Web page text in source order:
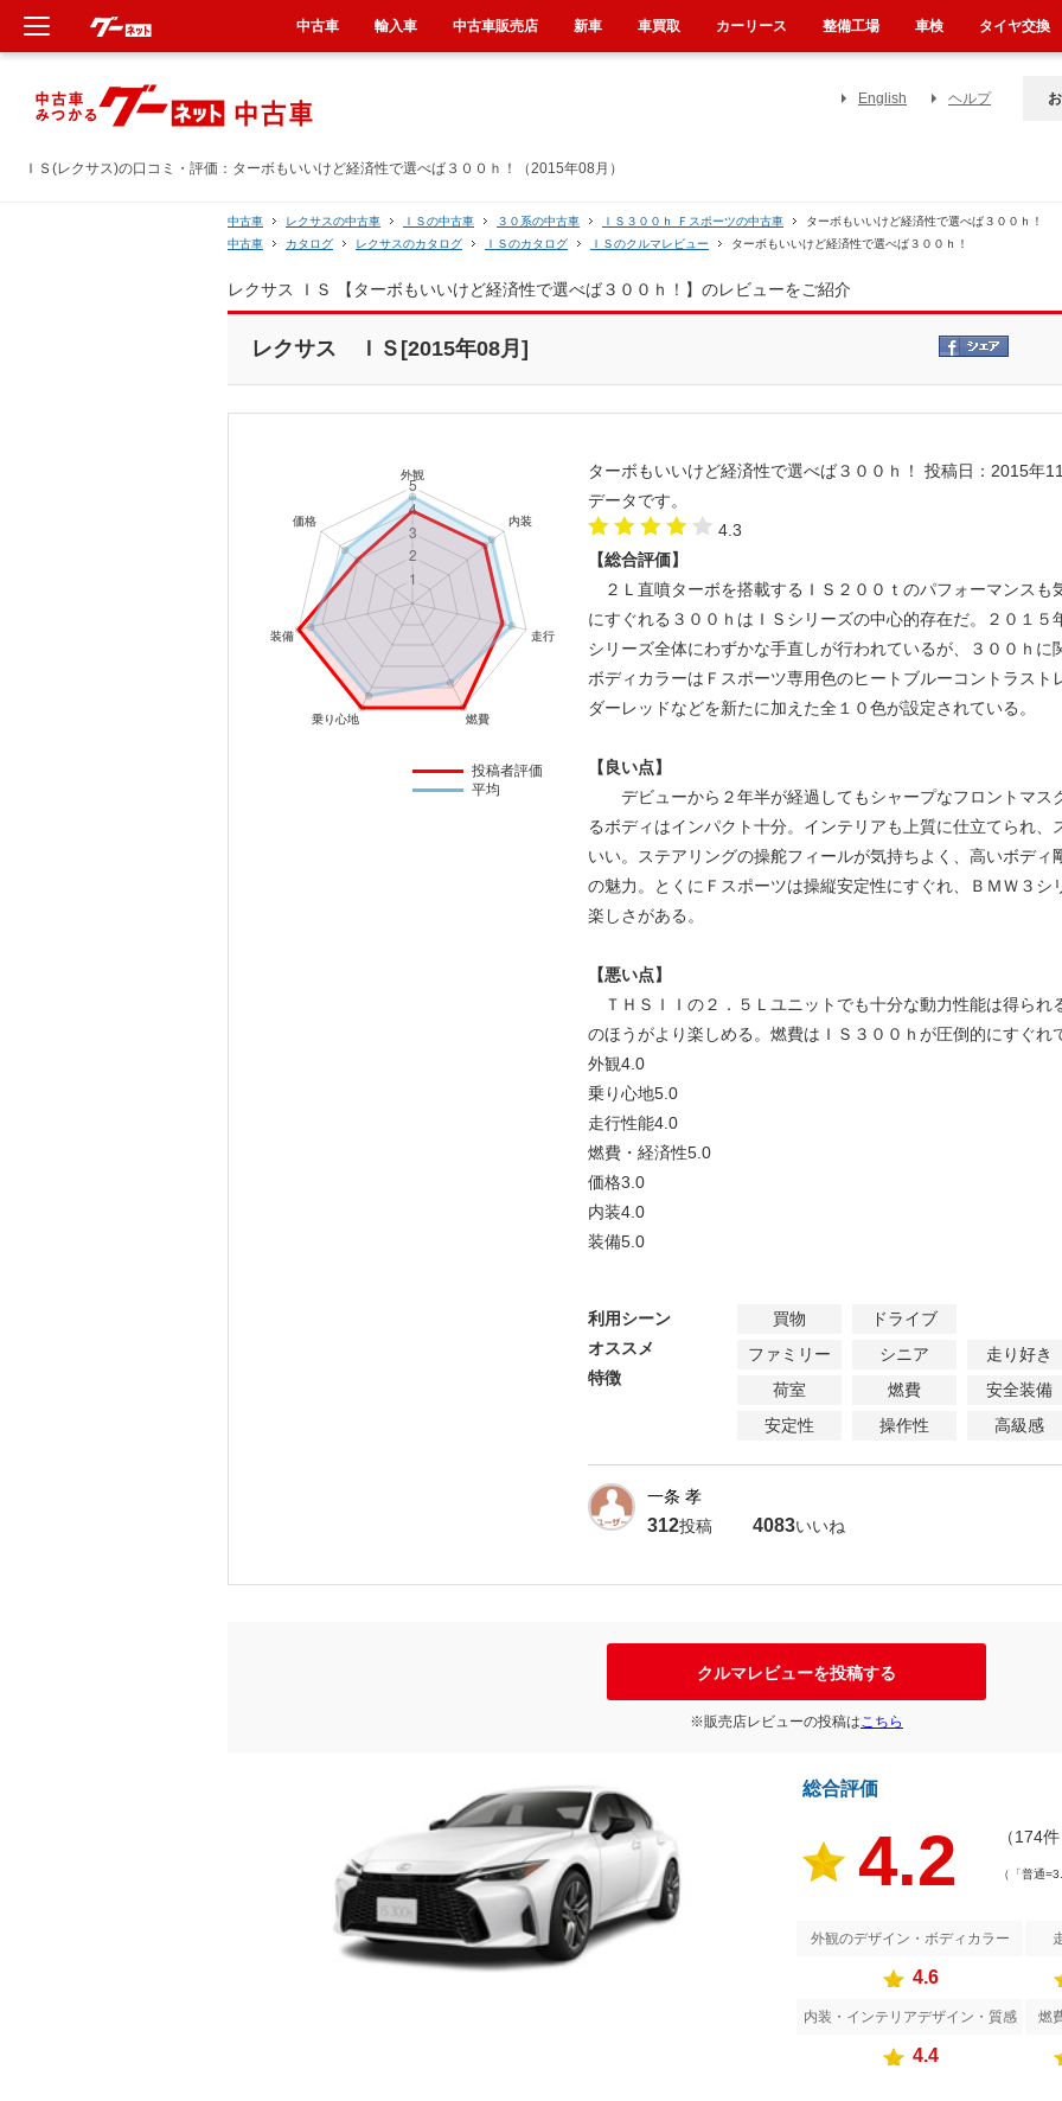
ＩＳ(レクサス)の口コミ・評価：ターボもいいけど経済性で選べば３００ｈ！（2015年08月）
English ヘルプ
中古車 レクサスの中古車 ＩＳの中古車 ３０系の中古車 ＩＳ３００ｈ Ｆスポーツの中古車
ターボもいいけど経済性で選べば３００ｈ！
中古車
カタログ レクサスのカタログ ＩＳのカタログ ＩＳのクルマレビュー ターボもいいけど経済性で選べば３００ｈ！
レクサス ＩＳ 【ターボもいいけど経済性で選べば３００ｈ！】のレビューをご紹介
レクサス ＩＳ[2015年08月]
投稿者評価
平均
ターボもいいけど経済性で選べば３００ｈ！
投稿日：2015年
データです。
4.3
【総合評価】
２Ｌ直噴ターボを搭載するＩＳ２００ｔのパフォーマンスも
にすぐれる３００ｈはＩＳシリーズの中心的存在だ。２０１
シリーズ全体にわずかな手直しが行われているが、３００ｈ
ボディカラーはＦスポーツ専用色のヒートブルーコントラス
ダーレッドなどを新たに加えた全１０色が設定されている。
【良い点】
デビューから２年半が経過してもシャープなフロントマス
るボディはインパクト十分。インテリアも上質に仕立てられ
いい。ステアリングの操舵フィールが気持ちよく、高いボデ
の魅力。とくにＦスポーツは操縦安定性にすぐれ、ＢＭＷ３
楽しさがある。
【悪い点】
ＴＨＳＩＩの２．５Ｌユニットでも十分な動力性能は得られ
のほうがより楽しめる。燃費はＩＳ３００ｈが圧倒的にすぐれ
外観4.0
乗り心地5.0
走行性能4.0
燃費・経済性5.0
価格3.0
内装4.0
装備5.0
利用シーン 買物
ドライブ
オススメ
ファミリー シニア
走り好き
特徴
荷室 燃費
安全装備
安定性
操作性 高級感
一条 孝
312投稿 4083いいね
クルマレビューを投稿する
※販売店レビューの投稿はこちら
総合評価
4.2 （174
（「普通
外観のデザイン・ボディカラー
4.6
内装・インテリアデザイン・質感 燃
4.4
中古車 輸入車 中古車販売店 新車 車買取 カーリース 整備工場 車検 タイヤ交換
新車
中古車